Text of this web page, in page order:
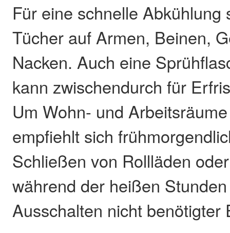
Für eine schnelle Abkühlung
Tücher auf Armen, Beinen,
Nacken. Auch eine
kann zwischendurch für
Um Wohn- und
empfiehlt sich
Schließen von Rollläden
während der heißen
Ausschalten nicht benötigter